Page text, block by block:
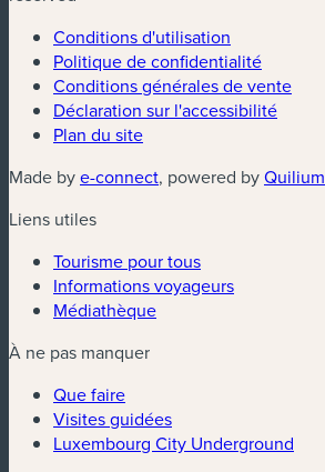
Conditions d'utilisation
Politique de confidentialité
Conditions générales de vente
Déclaration sur l'accessibilité
Plan du site
Made bye-connect(nouvelle fenêtre)
, powered byQuilium
Liens utiles
Tourisme pour tous
Informations voyageurs
Médiathèque
À ne pas manquer
Que faire
Visites guidées
Luxembourg City Underground